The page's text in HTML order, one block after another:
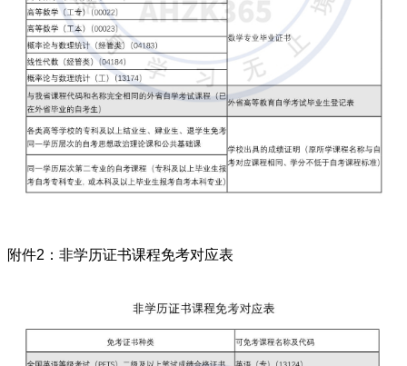
附件2：非学历证书课程免考对应表